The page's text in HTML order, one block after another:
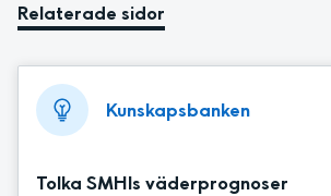
Relaterade sidor
Kunskapsbanken
Tolka SMHIs väderprognoser